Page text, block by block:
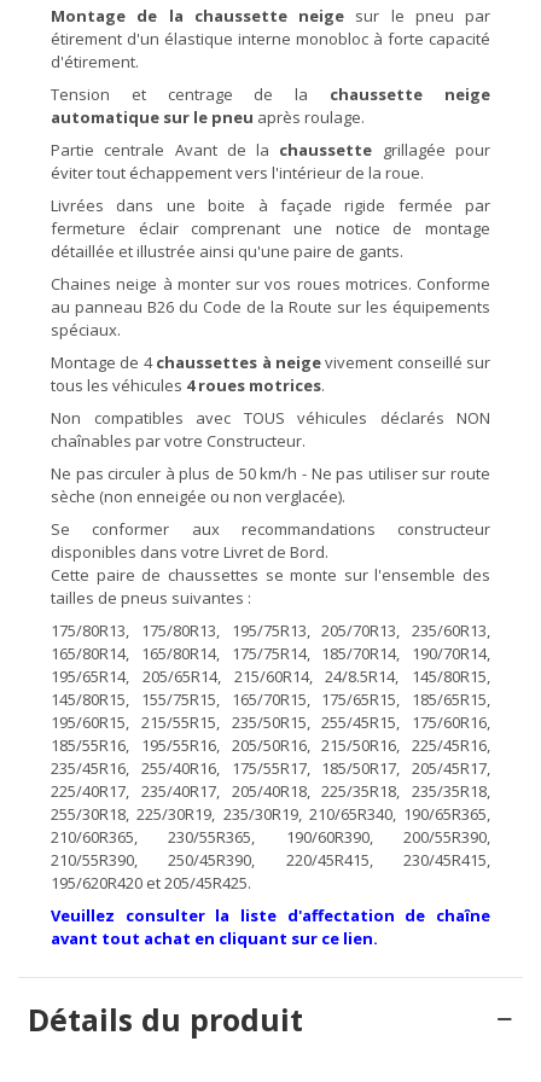
Montage de la chaussette neige sur le pneu par
étirement d'un élastique interne monobloc à forte capacité
d'étirement.
Tension et centrage de la chaussette neige
automatique sur le pneu après roulage.
Partie centrale Avant de la chaussette grillagée pour
éviter tout échappement vers l'intérieur de la roue.
Livrées dans une boite à façade rigide fermée par
fermeture éclair comprenant une notice de montage
détaillée et illustrée ainsi qu'une paire de gants.
Chaines neige à monter sur vos roues motrices. Conforme
au panneau B26 du Code de la Route sur les équipements
spéciaux.
Montage de 4chaussettes à neigevivement conseillé sur
tous les véhicules 4 roues motrices.
Non compatibles avec TOUS véhicules déclarés NON
chaînables par votre Constructeur.
Ne pas circuler à plus de 50 km/h - Ne pas utiliser sur route
sèche (non enneigée ou non verglacée).
Se conformer aux recommandations constructeur
disponibles dans votre Livret de Bord.
Cette paire de chaussettes se monte sur l'ensemble des
tailles de pneus suivantes :
175/80R13, 175/80R13, 195/75R13, 205/70R13, 235/60R13,
165/80R14, 165/80R14, 175/75R14, 185/70R14, 190/70R14,
195/65R14, 205/65R14, 215/60R14, 24/8.5R14, 145/80R15,
145/80R15, 155/75R15, 165/70R15, 175/65R15, 185/65R15,
195/60R15, 215/55R15, 235/50R15, 255/45R15, 175/60R16,
185/55R16, 195/55R16, 205/50R16, 215/50R16, 225/45R16,
235/45R16, 255/40R16, 175/55R17, 185/50R17, 205/45R17,
225/40R17, 235/40R17, 205/40R18, 225/35R18, 235/35R18,
255/30R18, 225/30R19, 235/30R19, 210/65R340, 190/65R365,
210/60R365, 230/55R365, 190/60R390, 200/55R390,
210/55R390, 250/45R390, 220/45R415, 230/45R415,
195/620R420 et 205/45R425.
Veuillez consulter la liste d'affectation de chaîne
avant tout achat en cliquant sur ce lien.
Détails du produit